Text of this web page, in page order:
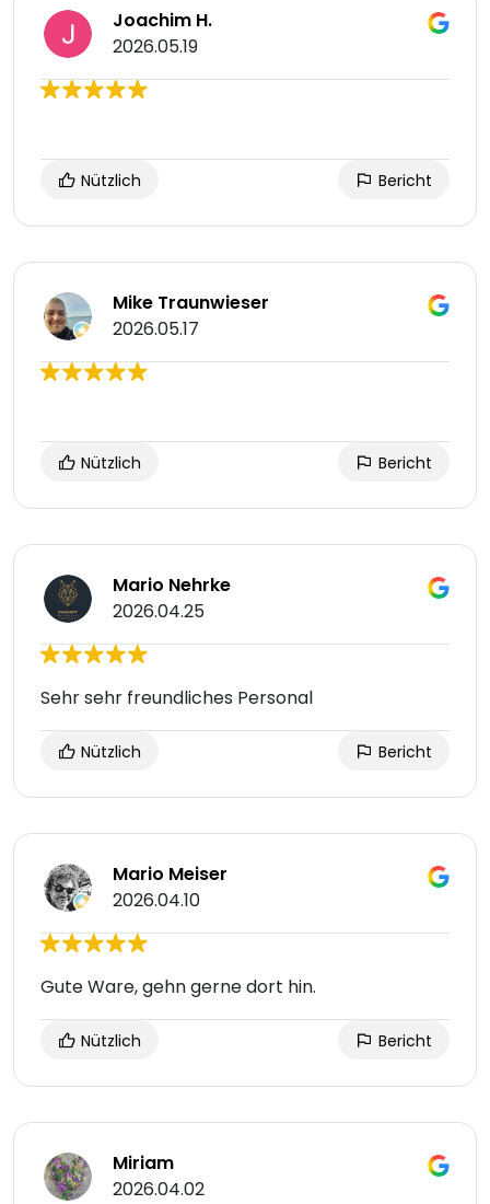
Joachim H.
2026.05.19
Nützlich Bericht
Mike Traunwieser
2026.05.17
Nützlich Bericht
Mario Nehrke
2026.04.25
Sehr sehr freundliches Personal
Nützlich Bericht
Mario Meiser
2026.04.10
Gute Ware, gehn gerne dort hin.
Nützlich Bericht
Miriam
2026.04.02